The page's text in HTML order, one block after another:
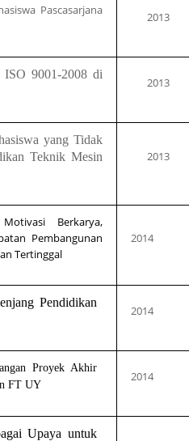
Pascasarjana
2013
ISO 9001-2008 di
2013
yang Tidak
Teknik Mesin
2013
Berkarya,
Pembangunan
Tertinggal
2014
Pendidikan
2014
Proyek Akhir
FT UY
2014
Upaya untuk